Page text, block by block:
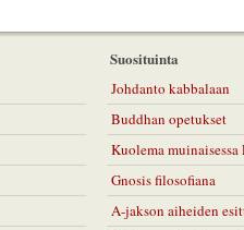
Suosituinta
Johdanto kabbalaan
Buddhan opetukset
Kuolema muinaisessa
Gnosis filosofiana
A-jakson aiheiden